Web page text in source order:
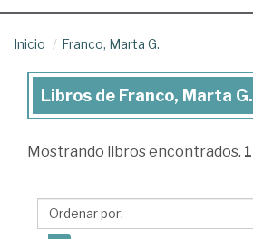
Inicio Franco, Marta G.
Libros
Franco,
Libros de Franco, Marta G.
Mostrando libros encontrados. 1